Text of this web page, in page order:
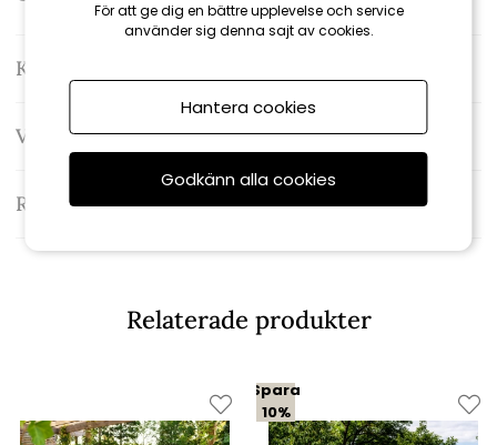
Kontakta oss
Varumärke: Brafab
Recensioner
Relaterade produkter
Spara
10%
För att ge dig en bättre upplevelse och service
använder sig denna sajt av cookies.
Hantera cookies
Godkänn alla cookies